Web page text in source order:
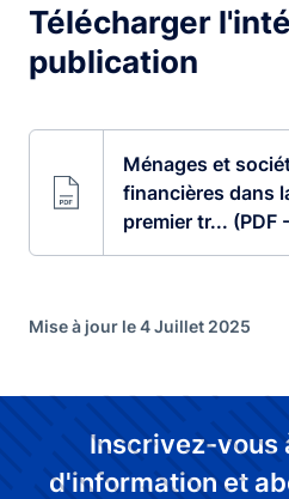
Télécharger
publication
Ménages et
financières dans
premier tr... (PDF
Mise à jour le 4 Juillet 2025
Inscrivez-vous
d'information et